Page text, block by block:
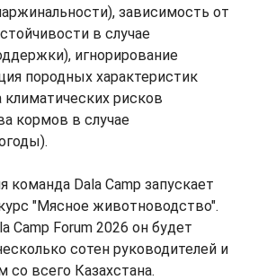
зависимость от
в случае
игнорирование
породных характеристик
климатических рисков
кормов в случае
Dala Camp запускает
"Мясное животноводство".
Camp Forum 2026 он будет
сотен руководителей и
всего Казахстана.